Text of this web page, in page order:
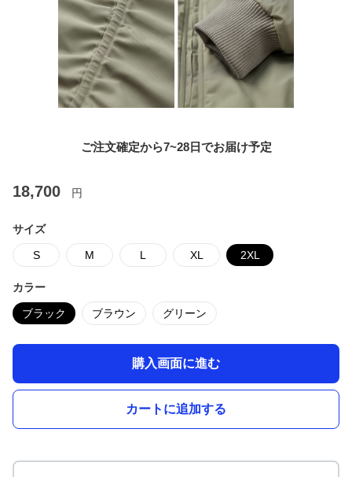
ご注文確定から7~28日でお届け予定
18,700 円
サイズ
S M L XL 2XL
カラー
ブラック ブラウン グリーン
購入画面に進む
カートに追加する